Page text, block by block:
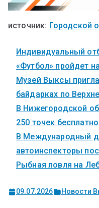
источник: Городской
Индивидуальный
«Футбол» пройдет
Музей Выксы
байдарках по
В Нижегородской
250 точек
В Международный
автоинспекторы
Рыбная ловля на
09.07.2026 Новости